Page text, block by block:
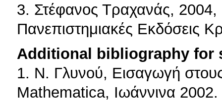
3. Στέφανος Τραχανάς,
Πανεπιστημιακές Εκδόσεις
Additional bibliography for
1. Ν. Γλυνού, Εισαγωγή
Mathematica, Ιωάννινα 2002.